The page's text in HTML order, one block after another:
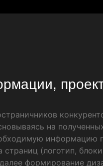
на
информацию
страниц (логотип,
формирование